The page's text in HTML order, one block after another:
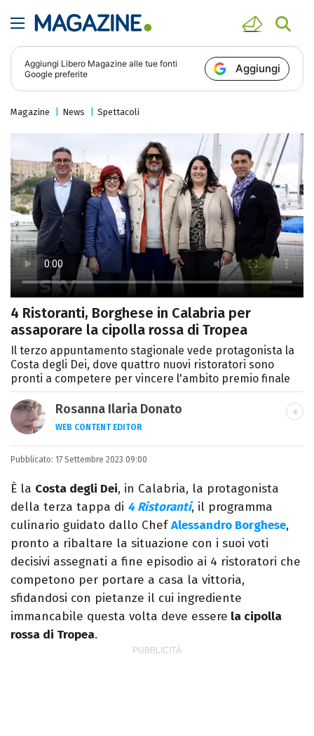
Aggiungi Libero Magazine alle tue fonti
Google preferite
Aggiungi
Magazine News Spettacoli
4 Ristoranti, Borghese in Calabria per
assaporare la cipolla rossa di Tropea
Il terzo appuntamento stagionale vede protagonista la
Costa degli Dei, dove quattro nuovi ristoratori sono
pronti a competere per vincere l'ambito premio finale
Rosanna Ilaria Donato
WEB CONTENT EDITOR
Laureata in Linguaggi dei Media, mi dedico
Ho lavorato come web content editor
freelance per diverse testate.
Pubblicato: 17 Settembre 2023 09:00
È la Costa degli Dei, in Calabria, la protagonista
della terza tappa di 4 Ristoranti, il programma
culinario guidato dallo ChefAlessandro Borghese,
pronto a ribaltare la situazione con i suoi voti
decisivi assegnati a fine episodio ai 4 ristoratori che
competono per portare a casa la vittoria,
sfidandosi con pietanze il cui ingrediente
immancabile questa volta deve essere la cipolla
rossa di Tropea.